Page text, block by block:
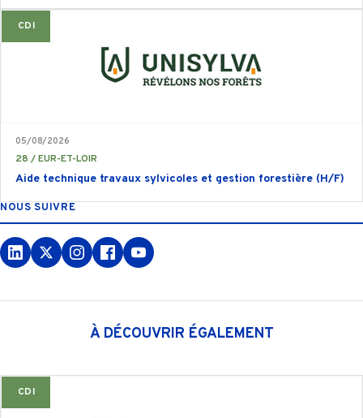
CDI
05/08/2026
28 / EUR-ET-LOIR
Aide technique travaux sylvicoles et gestion forestière (H/F)
NOUS SUIVRE
À DÉCOUVRIR ÉGALEMENT
CDI